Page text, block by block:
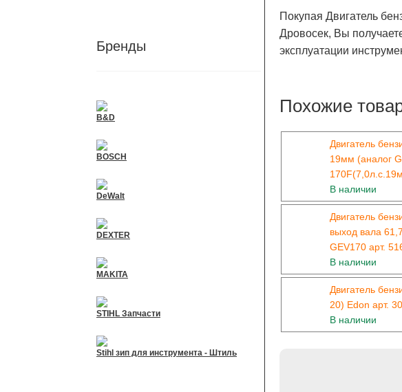
Покупая Двигатель
Дровосек, Вы
эксплуатации
Похожие
Двигатель
19мм (аналог
В наличии
Двигатель
выход вала
GEV170 арт.
В наличии
Двигатель
20) Edon арт.
В наличии
Бренды
B&D
BOSCH
DeWalt
DEXTER
MAKITA
STIHL Запчасти
Stihl зип для инструмента - Штиль